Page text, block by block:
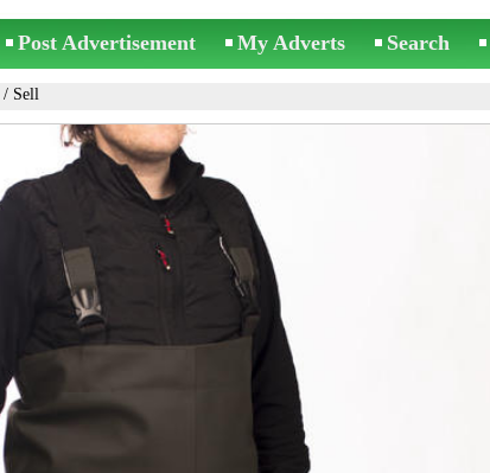
Post Advertisement My Adverts Search
/ Sell